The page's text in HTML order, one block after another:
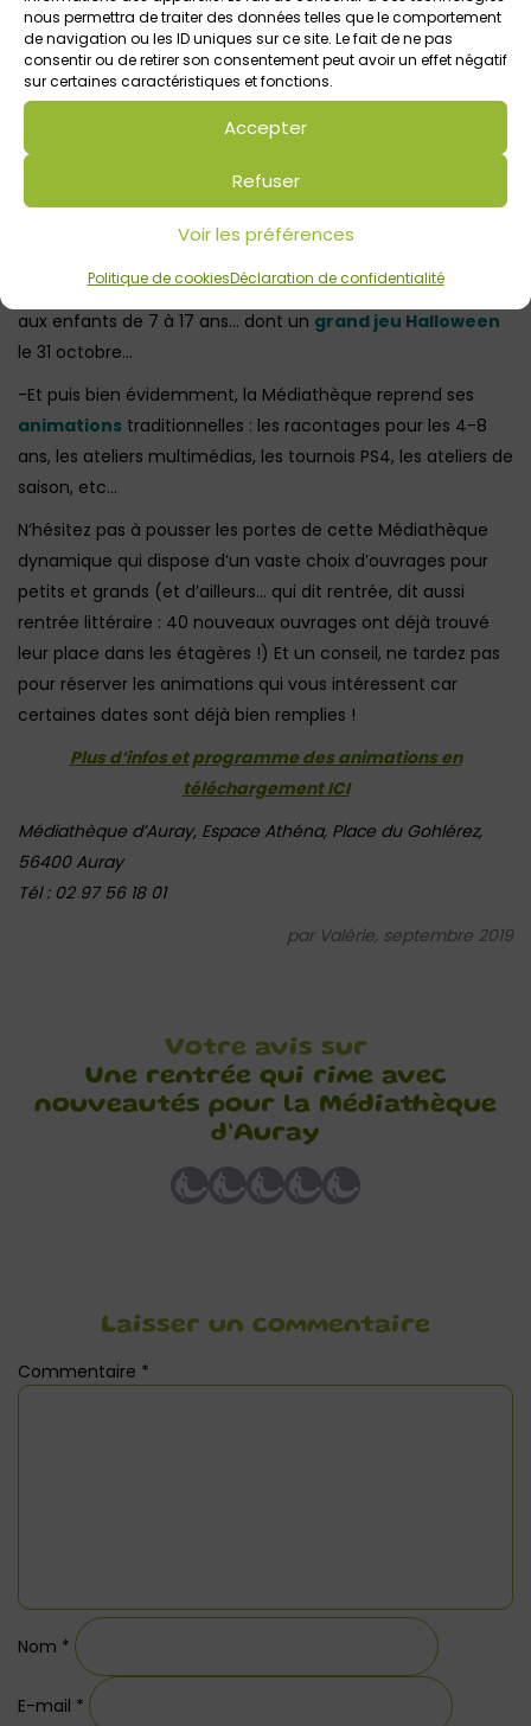
nous permettra de traiter des données telles que le comportement
de navigation ou les ID uniques sur ce site. Le fait de ne pas
consentir ou de retirer son consentement peut avoir un effet négatif
sur certaines caractéristiques et fonctions.
Accepter
Refuser
Voir les préférences
Politique de cookiesDéclaration de confidentialité
-Fans d’Harry Potter
Pendant les vacances d’automne, la Médiathèque revêt les
l’ambiance Harry Potter, plusieurs ateliers seront proposés
aux enfants de 7 à 17 ans… dont un grand jeu Halloween
le 31 octobre…
-Et puis bien évidemment, la Médiathèque reprend ses
animations traditionnelles : les racontages pour les 4-8
ans, les ateliers multimédias, les tournois PS4, les ateliers de
saison, etc…
N’hésitez pas à pousser les portes de cette Médiathèque
dynamique qui dispose d’un vaste choix d’ouvrages pour
petits et grands (et d’ailleurs… qui dit rentrée, dit aussi
rentrée littéraire : 40 nouveaux ouvrages ont déjà trouvé
leur place dans les étagères !) Et un conseil, ne tardez pas
pour réserver les animations qui vous intéressent car
certaines dates sont déjà bien remplies !
Plus d’infos et programme des animations en
téléchargement ICI
Médiathèque d’Auray, Espace Athéna, Place du Gohlérez,
56400 Auray
Tél : 02 97 56 18 01
par Valérie, septembre 2019
Votre avis sur
Une rentrée qui rime avec
nouveautés pour la Médiathèque
d’Auray
Laisser un commentaire
Commentaire *
Nom *
E-mail *